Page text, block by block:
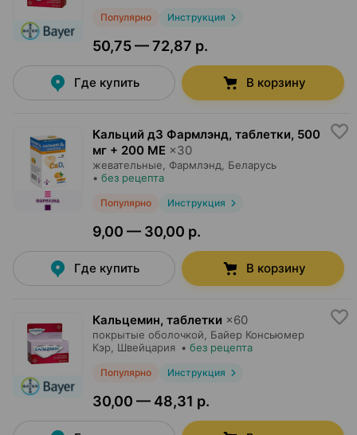
Популярно Инструкция
50,75 — 72,87 р.
Где купить В корзину
Кальций д3 Фармлэнд, таблетки, 500
мг + 200 МЕ ×30
жевательные, Фармлэнд, Беларусь
• без рецепта
Популярно Инструкция
9,00 — 30,00 р.
Где купить В корзину
Кальцемин, таблетки ×60
покрытые оболочкой, Байер Консьюмер
Кэр, Швейцария • без рецепта
Популярно Инструкция
30,00 — 48,31 р.